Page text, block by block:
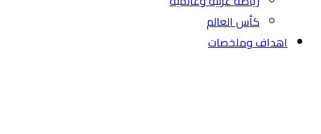
كأس العالم
اهداف وملخصات